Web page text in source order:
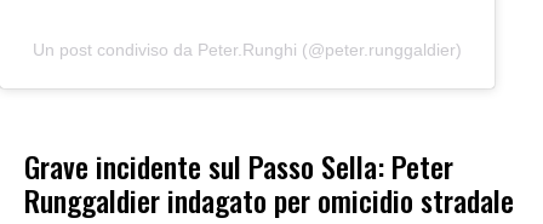
Un post condiviso da Peter.Runghi (@peter.runggaldier)
Grave incidente sul Passo Sella: Peter
Runggaldier indagato per omicidio stradale